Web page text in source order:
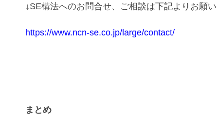
↓SE構法へのお問合せ、ご相談は下記よりお願
https://www.ncn-se.co.jp/large/contact/
まとめ